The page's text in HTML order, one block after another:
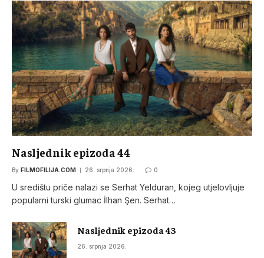
Nasljednik epizoda 44
By FILMOFILIJA.COM 26. srpnja 2026. 0
U središtu priče nalazi se Serhat Yelduran, kojeg utjelovljuje
popularni turski glumac İlhan Şen. Serhat…
Nasljednik epizoda 43
26. srpnja 2026.